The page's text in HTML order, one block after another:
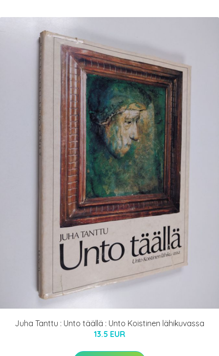
Juha Tanttu : Unto täällä : Unto Koistinen lähikuvassa
13.5 EUR